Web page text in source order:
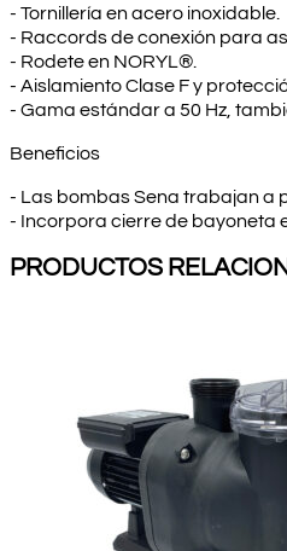
- Tornillería en acero inoxidable.
- Raccords de conexión para
- Rodete en NORYL®.
- Aislamiento Clase F y
- Gama estándar a 50 Hz,
Beneficios
- Las bombas Sena trabajan a
- Incorpora cierre de bayoneta
PRODUCTOS